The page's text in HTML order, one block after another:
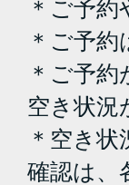
＊ご予
＊ご予
＊ご予
空き状況
＊空き
確認は、